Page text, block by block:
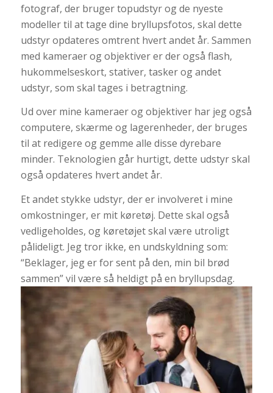
fotograf, der bruger topudstyr og de nyeste
modeller til at tage dine bryllupsfotos, skal dette
udstyr opdateres omtrent hvert andet år. Sammen
med kameraer og objektiver er der også flash,
hukommelseskort, stativer, tasker og andet
udstyr, som skal tages i betragtning.
Ud over mine kameraer og objektiver har jeg også
computere, skærme og lagerenheder, der bruges
til at redigere og gemme alle disse dyrebare
minder. Teknologien går hurtigt, dette udstyr skal
også opdateres hvert andet år.
Et andet stykke udstyr, der er involveret i mine
omkostninger, er mit køretøj. Dette skal også
vedligeholdes, og køretøjet skal være utroligt
pålideligt. Jeg tror ikke, en undskyldning som:
“Beklager, jeg er for sent på den, min bil brød
sammen” vil være så heldigt på en bryllupsdag.